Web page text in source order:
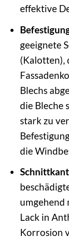
effektive
geeignete
(Kalotten),
Blechs
die Bleche
stark zu
die
umgehend
Lack in
Korrosion